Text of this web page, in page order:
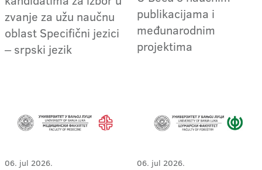
zvanje za užu naučnu
oblast Specifični jezici
‒ srpski jezik
publikacijama i
međunarodnim
projektima
06. jul 2026. 06. jul 2026.